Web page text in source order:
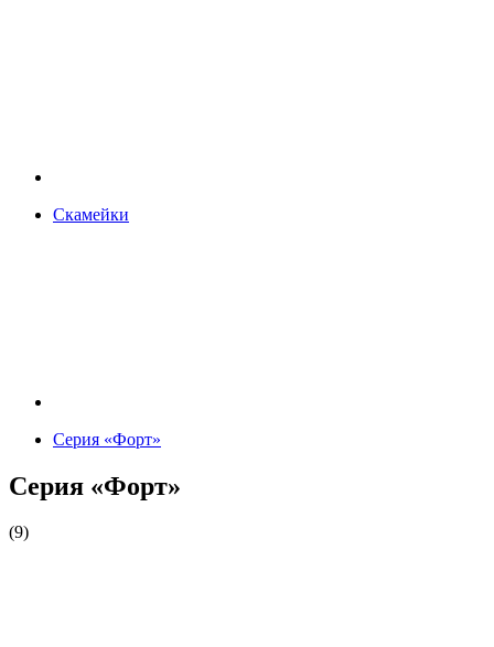
Скамейки
Серия «Форт»
Серия «Форт»
(9)